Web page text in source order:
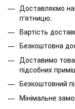
Доставляємо
п'ятницю.
Вартість
Безкоштовна
Доставимо
підсобних
Безкоштовний
Мінімальне